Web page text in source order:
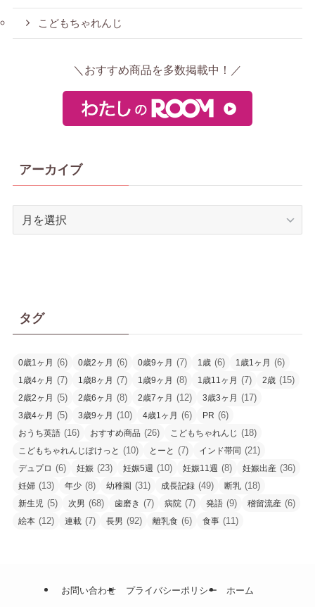
こどもちゃれんじ
＼おすすめ商品を多数掲載中！／
アーカイブ
タグ
0歳1ヶ月 (6) 0歳2ヶ月 (6) 0歳9ヶ月 (7) 1歳 (6) 1歳1ヶ月 (6)
1歳4ヶ月 (7) 1歳8ヶ月 (7) 1歳9ヶ月 (8) 1歳11ヶ月 (7) 2歳 (15)
2歳2ヶ月 (5) 2歳6ヶ月 (8) 2歳7ヶ月 (12) 3歳3ヶ月 (17)
3歳4ヶ月 (5) 3歳9ヶ月 (10) 4歳1ヶ月 (6) PR (6)
おうち英語 (16) おすすめ商品 (26) こどもちゃれんじ (18)
こどもちゃれんじぽけっと (10) とーと (7) インド帯同 (21)
デュプロ (6) 妊娠 (23) 妊娠5週 (10) 妊娠11週 (8) 妊娠出産 (36)
妊婦 (13) 年少 (8) 幼稚園 (31) 成長記録 (49) 断乳 (18)
新生児 (5) 次男 (68) 歯磨き (7) 病院 (7) 発語 (9) 稽留流産 (6)
絵本 (12) 連載 (7) 長男 (92) 離乳食 (6) 食事 (11)
お問い合わせ プライバシーポリシー ホーム